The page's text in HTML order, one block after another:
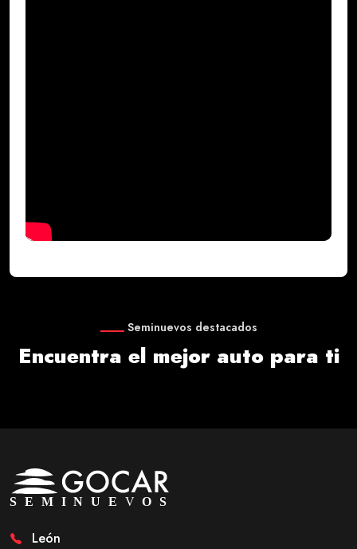
Seminuevos destacados
Encuentra el mejor auto para ti
León